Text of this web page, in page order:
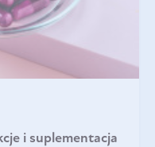
i suplementacja